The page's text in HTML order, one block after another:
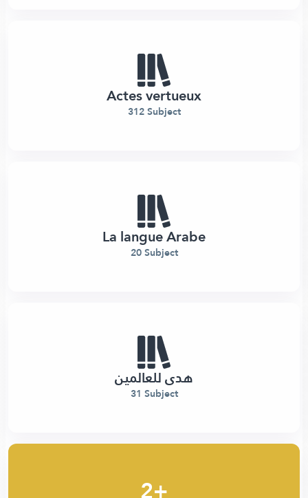
Actes vertueux
312 Subject
La langue Arabe
20 Subject
هدى للعالمين
31 Subject